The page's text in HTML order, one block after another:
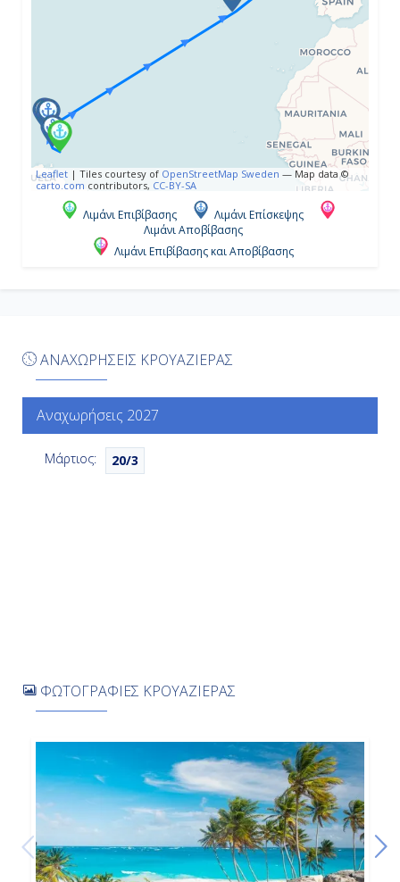
07:00
19:00
Ημέρα 5η
Εν Πλω
-
Ημέρα 9η
Εν Πλω
-
Leaflet | Tiles courtesy of OpenStreetMap Sweden — Map data ©
carto.com contributors, CC-BY-SA
Λιμάνι Επιβίβασης
Λιμάνι Επίσκεψης
Λιμάνι Αποβίβασης
Λιμάνι Επιβίβασης και Αποβίβασης
ΑΝΑΧΩΡΗΣΕΙΣ ΚΡΟΥΑΖΙΕΡΑΣ
Αναχωρήσεις 2027
Μάρτιος: 20/3
ΦΩΤΟΓΡΑΦΙΕΣ ΚΡΟΥΑΖΙΕΡΑΣ